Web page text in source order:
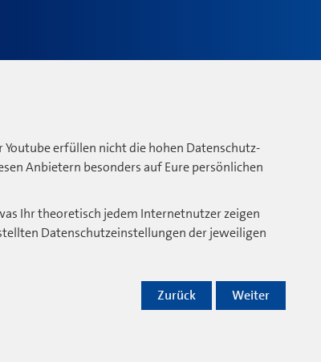
Youtube erfüllen nicht die hohen Datenschutz-
Anbietern besonders auf Eure persönlichen
Ihr theoretisch jedem Internetnutzer zeigen
Datenschutzeinstellungen der jeweiligen
Weiter
Zurück